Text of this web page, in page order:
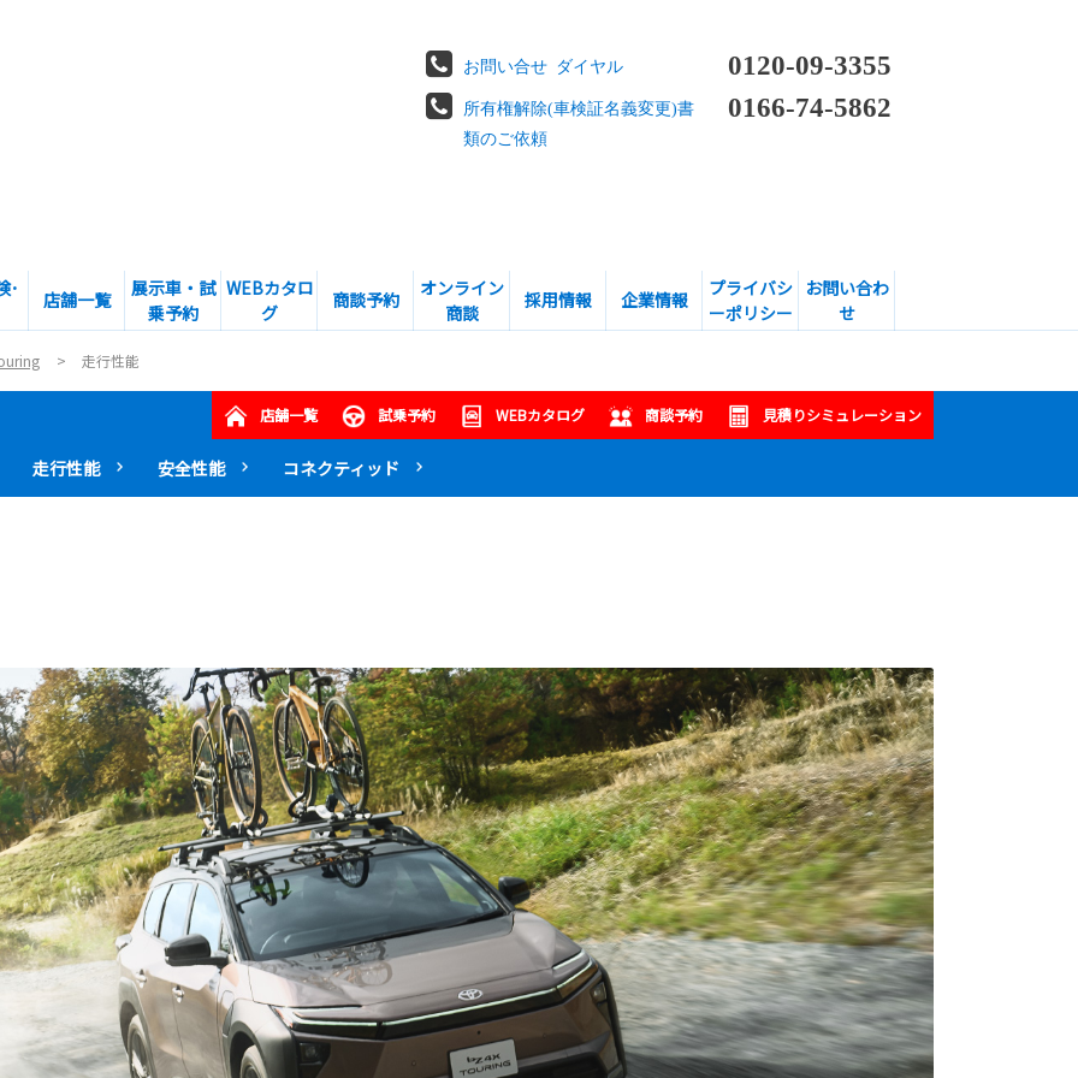
お問い合せ ダイヤル 0120-09-3355
所有権解除(車検証名義変更)書
類のご依頼
0166-74-5862
･ 店舗一覧
展示車・試
乗予約
WEBカタロ
グ
商談予約
オンライン
商談
採用情報 企業情報
プライバシ
ーポリシー
お問い合わ
せ
走行性能
店舗一覧 試乗予約 WEBカタログ 商談予約 見積りシミュレーション
走行性能 安全性能 コネクティッド